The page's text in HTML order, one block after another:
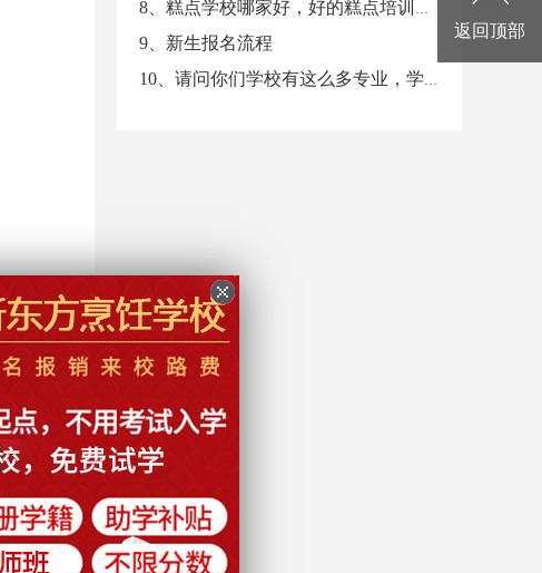
8、糕点学校哪家好，好的糕点培训学校
9、新生报名流程
10、请问你们学校有这么多专业，学习哪个专业较好？
返回顶部